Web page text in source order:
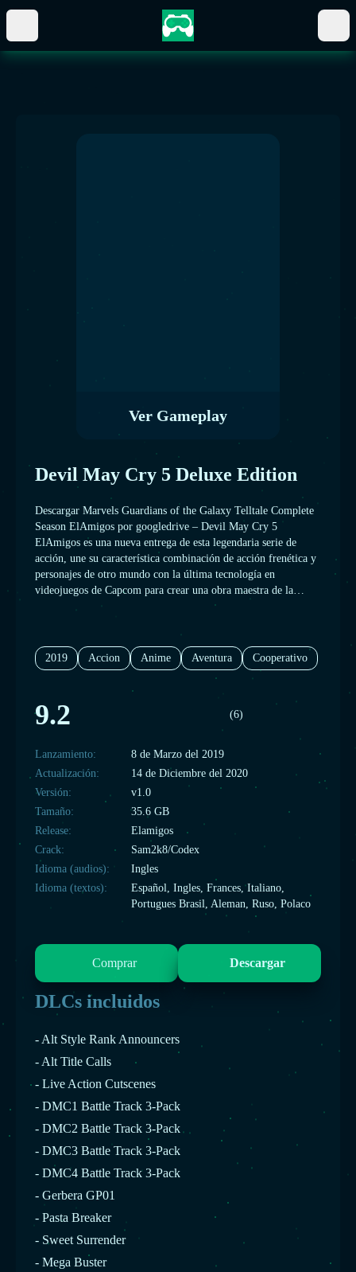
Ver Gameplay
Devil May Cry 5 Deluxe Edition
Descargar Marvels Guardians of the Galaxy Telltale Complete
Season ElAmigos por googledrive – Devil May Cry 5
ElAmigos es una nueva entrega de esta legendaria serie de
acción, une su característica combinación de acción frenética y
personajes de otro mundo con la última tecnología en
videojuegos de Capcom para crear una obra maestra de la
acción-aventura revolucionaria gráficamente.
2019 Accion Anime Aventura Cooperativo
9.2 (6)
Lanzamiento:
8 de Marzo del 2019
Actualización:
14 de Diciembre del 2020
Versión:
v1.0
Tamaño:
35.6 GB
Release:
Elamigos
Crack:
Sam2k8/Codex
Idioma (audios):
Ingles
Idioma (textos):
Español, Ingles, Frances, Italiano,
Portugues Brasil, Aleman, Ruso, Polaco
Comprar Descargar
DLCs incluidos
- Alt Style Rank Announcers
- Alt Title Calls
- Live Action Cutscenes
- DMC1 Battle Track 3-Pack
- DMC2 Battle Track 3-Pack
- DMC3 Battle Track 3-Pack
- DMC4 Battle Track 3-Pack
- Gerbera GP01
- Pasta Breaker
- Sweet Surrender
- Mega Buster